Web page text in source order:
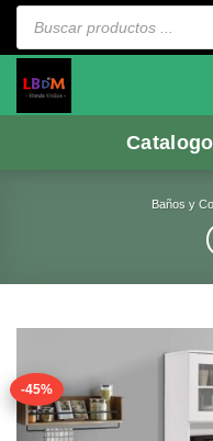
Saltar
Búsqueda
productos
Baños y
-45%